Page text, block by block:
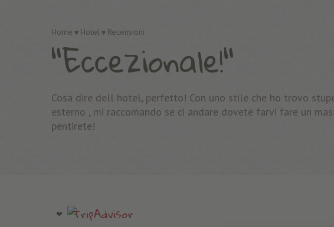
Home Hotel Recensioni
"Eccezionale!"
Cosa dire dell hotel, perfetto! Con uno stile che ho trovo
esterno , mi raccomando se ci andare dovete farvi fare un
pentirete!